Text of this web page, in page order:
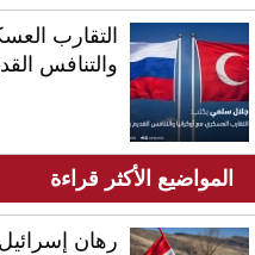
التقارب
والتنافس
المواضيع الأكثر قراءة
رهان